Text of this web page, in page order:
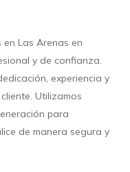
Las Arenas en
y de confianza.
experiencia y
Utilizamos
para
de manera segura y